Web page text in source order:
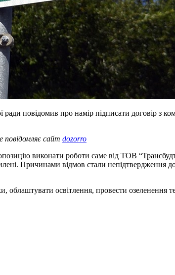
ради повідомив про намір підписати договір з
повідомляє сайт dozorro
виконати роботи саме від ТОВ
Причинами відмов стали непідтвердження
освітлення, провести озеленення